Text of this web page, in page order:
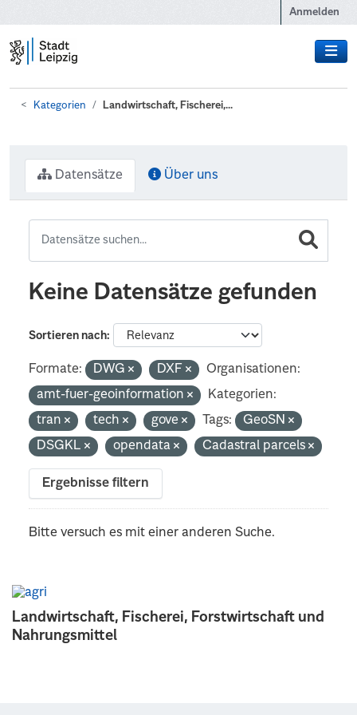
Anmelden
Kategorien Landwirtschaft, Fischerei,...
Landwirtschaft, Fischerei, Forstwirtschaft und
Nahrungsmittel
Datensätze Über uns
Keine Datensätze gefunden
Sortieren nach
Formate: DWG DXF
Organisationen:
amt-fuer-geoinformation
Kategorien:
tran
tech gove Tags:
GeoSN
DSGKL
opendata Cadastral parcels
Ergebnisse filtern
Bitte versuch es mit einer anderen Suche.